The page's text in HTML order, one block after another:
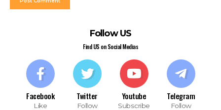
Follow US
Find US on Social Medias
Facebook
Like
Twitter
Follow
Youtube
Subscribe
Telegram
Follow